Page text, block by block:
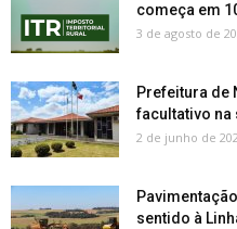
começa em
3 de agosto de
Prefeitura de
facultativo na
2 de junho de
sentido à